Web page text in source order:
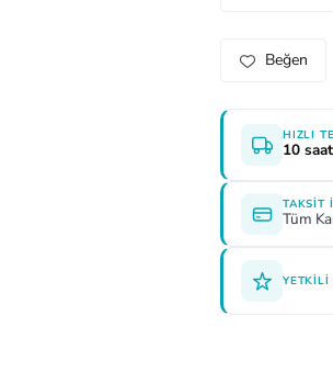
HIZLI
10
TAKSIT
Tüm
YETKILI